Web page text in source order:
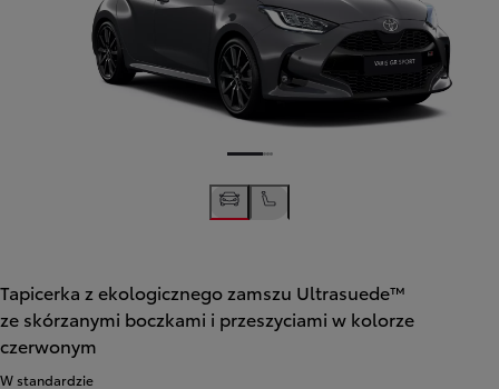
Tapicerka z ekologicznego zamszu Ultrasuede™
ze skórzanymi boczkami i przeszyciami w kolorze
czerwonym
W standardzie